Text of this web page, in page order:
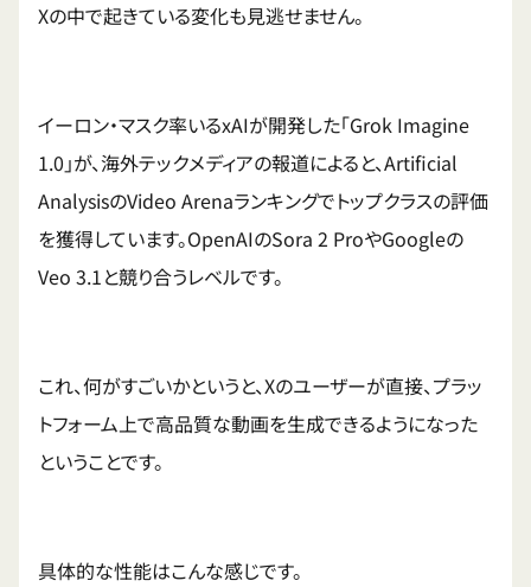
Xの中で起きている変化も見逃せません。
イーロン・マスク率いるxAIが開発した「Grok Imagine
1.0」が、海外テックメディアの報道によると、Artificial
AnalysisのVideo Arenaランキングでトップクラスの評価
を獲得しています。OpenAIのSora 2 ProやGoogleの
Veo 3.1と競り合うレベルです。
これ、何がすごいかというと、Xのユーザーが直接、プラッ
トフォーム上で高品質な動画を生成できるようになった
ということです。
具体的な性能はこんな感じです。